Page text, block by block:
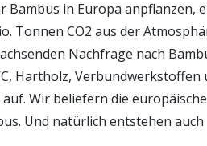
Bambus in Europa anpflanzen,
Tonnen CO2 aus der
Nachfrage nach
Hartholz,
Wir beliefern die
Und natürlich entstehen auch